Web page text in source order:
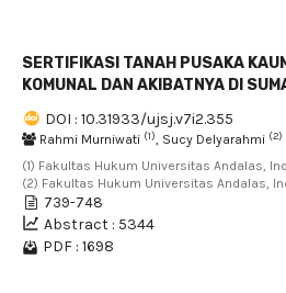
SERTIFIKASI TANAH PUSAKA
KOMUNAL DAN AKIBATNYA DI
DOI : 10.31933/ujsj.v7i2.355
Rahmi Murniwati (1), Sucy Delyarahmi (2)
(1) Fakultas Hukum Universitas Andalas,
(2) Fakultas Hukum Universitas Andalas,
739-748
Abstract : 5344
PDF : 1698